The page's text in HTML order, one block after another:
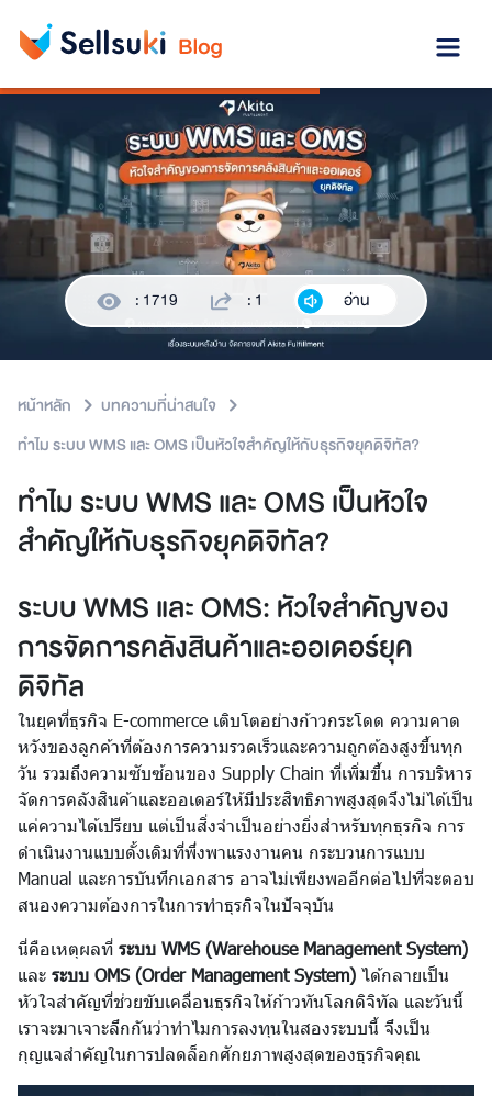
: 1719 : 1 อ่าน
หน้าหลัก
บทความที่น่าสนใจ
ทำไม ระบบ WMS และ OMS เป็นหัวใจสำคัญให้กับธุรกิจยุคดิจิทัล?
ทำไม ระบบ WMS และ OMS เป็นหัวใจ
สำคัญให้กับธุรกิจยุคดิจิทัล?
ระบบ WMS และ OMS: หัวใจสำคัญของ
การจัดการคลังสินค้าและออเดอร์ยุค
ดิจิทัล
ในยุคที่ธุรกิจ E-commerce เติบโตอย่างก้าวกระโดด ความคาด
หวังของลูกค้าที่ต้องการความรวดเร็วและความถูกต้องสูงขึ้นทุก
วัน รวมถึงความซับซ้อนของ Supply Chain ที่เพิ่มขึ้น การบริหาร
จัดการคลังสินค้าและออเดอร์ให้มีประสิทธิภาพสูงสุดจึงไม่ได้เป็น
แค่ความได้เปรียบ แต่เป็นสิ่งจำเป็นอย่างยิ่งสำหรับทุกธุรกิจ การ
ดำเนินงานแบบดั้งเดิมที่พึ่งพาแรงงานคน กระบวนการแบบ
Manual และการบันทึกเอกสาร อาจไม่เพียงพออีกต่อไปที่จะตอบ
สนองความต้องการในการทำธุรกิจในปัจจุบัน
นี่คือเหตุผลที่ ระบบ WMS (Warehouse Management System)
และ ระบบ OMS (Order Management System) ได้กลายเป็น
หัวใจสำคัญที่ช่วยขับเคลื่อนธุรกิจให้ก้าวทันโลกดิจิทัล และวันนี้
เราจะมาเจาะลึกกันว่าทำไมการลงทุนในสองระบบนี้ จึงเป็น
กุญแจสำคัญในการปลดล็อกศักยภาพสูงสุดของธุรกิจคุณ